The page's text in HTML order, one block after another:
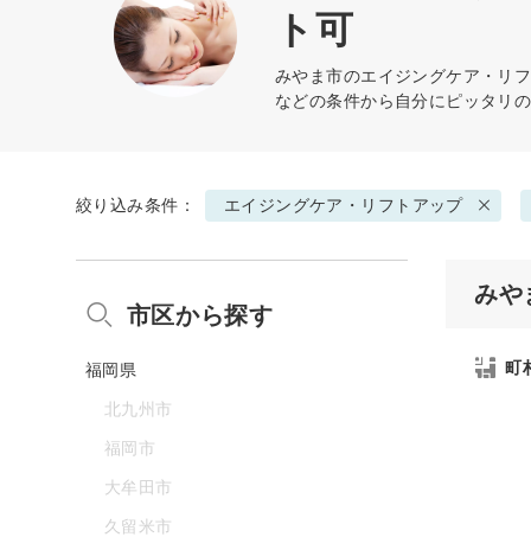
ト可
みやま市のエイジングケア・リ
などの条件から自分にピッタリ
絞り込み条件： エイジングケア・リフトアップ
みや
町
市区から探す
福岡県
北九州市
福岡市
大牟田市
久留米市